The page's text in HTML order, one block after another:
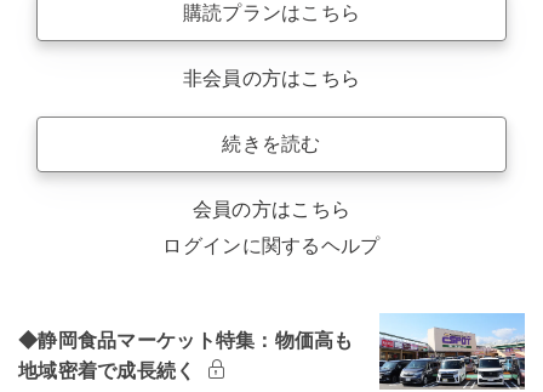
購読プランはこちら
非会員の方はこちら
続きを読む
会員の方はこちら
ログインに関するヘルプ
◆静岡食品マーケット特集：物価高も
地域密着で成長続く